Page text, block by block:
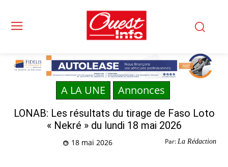
A LA UNE Annonces
LONAB: Les résultats du tirage de Faso Loto
« Nekré » du lundi 18 mai 2026
Par: La Rédaction
18 mai 2026